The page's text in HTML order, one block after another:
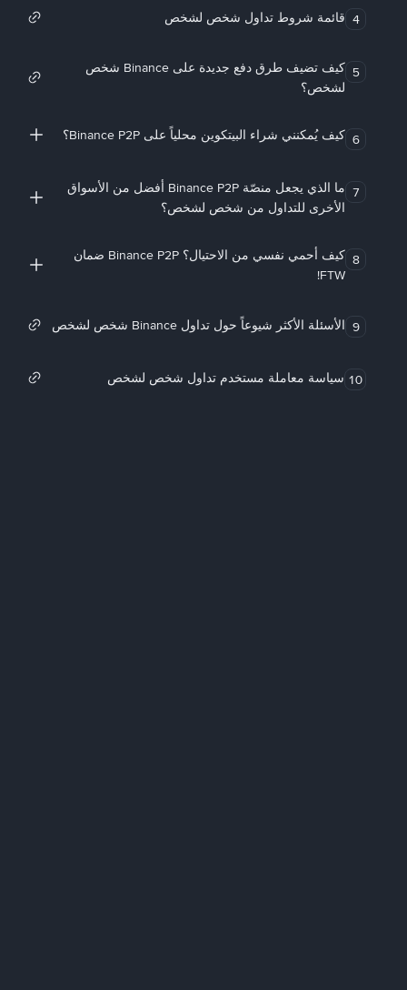
4 قائمة شروط تداول شخص لشخص
5
كيف تضيف طرق دفع جديدة على Binance شخص
لشخص؟
6 كيف يُمكنني شراء البيتكوين محلياً على Binance P2P؟
7
ما الذي يجعل منصّة Binance P2P أفضل من الأسواق
الأخرى للتداول من شخص لشخص؟
8
كيف أحمي نفسي من الاحتيال؟ Binance P2P ضمان
FTW!
9 الأسئلة الأكثر شيوعاً حول تداول Binance شخص لشخص
10 سياسة معاملة مستخدم تداول شخص لشخص